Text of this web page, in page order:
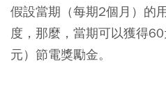
假設當期（每期2個月）的
度，那麼，當期可以獲得
元）節電獎勵金。